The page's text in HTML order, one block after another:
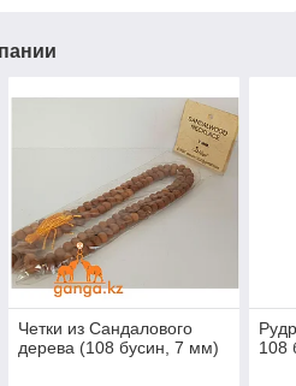
Четки из Сандалового
дерева (108 бусин, 7 мм)
108